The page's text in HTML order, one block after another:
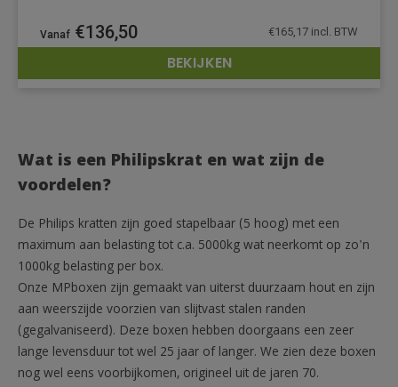
DETAILS
€136,50 €165,17 incl. BTW
BEKIJKEN
Wat is een Philipskrat en wat zijn de
voordelen?
De Philips kratten zijn goed stapelbaar (5 hoog) met een
maximum aan belasting tot c.a. 5000kg wat neerkomt op zo'n
1000kg belasting per box.
Onze MPboxen zijn gemaakt van uiterst duurzaam hout en zijn
aan weerszijde voorzien van slijtvast stalen randen
(gegalvaniseerd). Deze boxen hebben doorgaans een zeer
lange levensduur tot wel 25 jaar of langer. We zien deze boxen
nog wel eens voorbijkomen, origineel uit de jaren 70.